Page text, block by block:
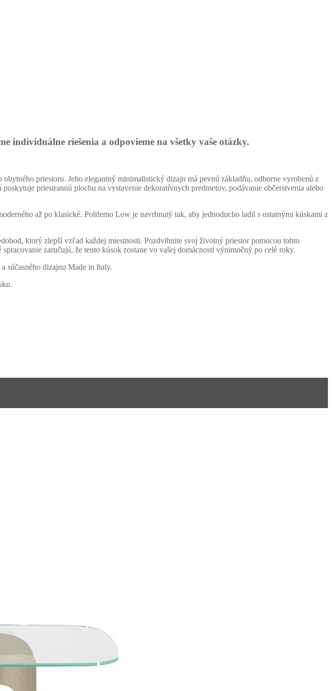
individuálne riešenia a odpovieme na všetky vaše otázky.
priestoru. Jeho elegantný minimalistický dizajn má pevnú základňu, odborne vyrobenú z
priestrannú plochu na vystavenie dekoratívnych predmetov, podávanie občerstvenia alebo
až po klasické. Polifemo Low je navrhnutý tak, aby jednoducho ladil s ostatnými kúskami z
ktorý zlepší vzľad každej miestnosti. Pozdvihnite svoj životný priestor pomocou tohto
zaručujú, že tento kúsok zostane vo vašej domácnosti výnimočný po celé roky.
súčasného dizajnu Made in Italy.